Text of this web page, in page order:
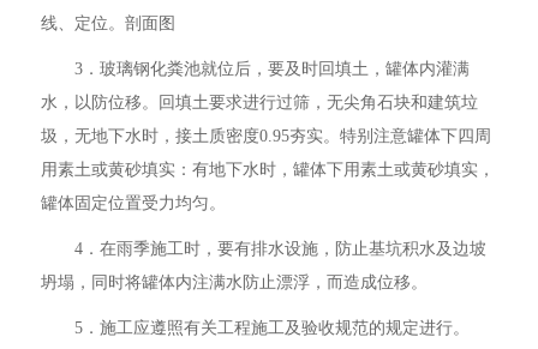
线、定位。剖面图
3．玻璃钢化粪池就位后，要及时回填土，罐体内灌满
水，以防位移。回填土要求进行过筛，无尖角石块和建筑垃
圾，无地下水时，接土质密度0.95夯实。特别注意罐体下四周
用素土或黄砂填实：有地下水时，罐体下用素土或黄砂填实，
罐体固定位置受力均匀。
4．在雨季施工时，要有排水设施，防止基坑积水及边坡
坍塌，同时将罐体内注满水防止漂浮，而造成位移。
5．施工应遵照有关工程施工及验收规范的规定进行。